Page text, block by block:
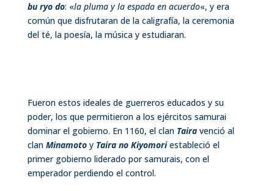
bu ryo do: «la pluma y la espada en acuerdo«, y era
común que disfrutaran de la caligrafía, la ceremonia
del té, la poesía, la música y estudiaran.
Fueron estos ideales de guerreros educados y su
poder, los que permitieron a los ejércitos samurai
dominar el gobierno. En 1160, el clan Tairavenció al
clan Minamotoy Taira no Kiyomoriestableció el
primer gobierno liderado por samurais, con el
emperador perdiendo el control.